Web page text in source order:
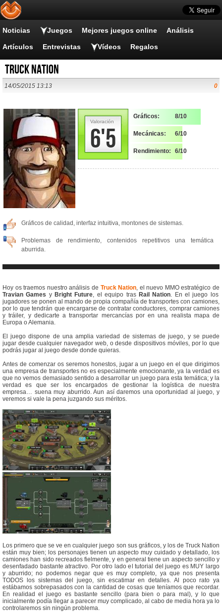
Noticias Juegos Mejores juegos online Análisis
Artículos Entrevistas Vídeos Regalos
Truck Nation
14/05/2015 13:13 0
6'5
Valoración
Gráficos: 8/10
Mecánicas: 6/10
Rendimiento: 6/10
Gráficos de calidad, interfaz intuitiva, montones de sistemas.
Problemas de rendimiento, contenidos repetitivos una temática
aburrida.
Hoy os traemos nuestro análisis de Truck Nation, el nuevo MMO estratégico de
Travian Games yBright Future, el equipo tras Rail Nation. En el juego los
jugadores se ponen al mando de propia compañía de transportes con camiones,
por lo que tendrán que encargarse de contratar conductores, comprar camiones
y tráiler, y dedicarte a transportar mercancías por en una realista mapa de
Europa o Alemania.
El juego dispone de una amplia variedad de sistemas de juego, y se puede
jugar desde cualquier navegador web, o desde dispositivos móviles, por lo que
podrás jugar al juego desde donde quieras.
Antes de comenzar os seremos honestos, jugar a un juego en el que dirigimos
una empresa de transportes no es especialmente emocionante, ya la verdad es
que no vemos demasiado sentido a desarrollar un juego para esta temática; y la
verdad es que ser los encargados de gestionar la logística de nuestra
empresa… suena muy aburrido. Aun así daremos una oportunidad al juego, y
veremos si vale la pena juzgando sus méritos.
Los primero que se ve en cualquier juego son sus gráficos, y los de Truck Nation
están muy bien; los personajes tienen un aspecto muy cuidado y detallado, los
camiones han sido recreados fielmente, y en general tiene un aspecto sencillo y
desenfadado bastante atractivo. Por otro lado el tutorial del juego es MUY largo
y aburrido; no podemos negar que es muy completo, ya que nos presenta
TODOS los sistemas del juego, sin escatimar en detalles. Al poco rato ya
estábamos sobrepasados con la cantidad de cosas que teníamos que recordar.
En realidad el juego es bastante sencillo (para bien o para mal), y lo que
inicialmente podía llegar a parecer muy complicado, al cabo de media hora ya lo
controlaremos sin ningún problema.